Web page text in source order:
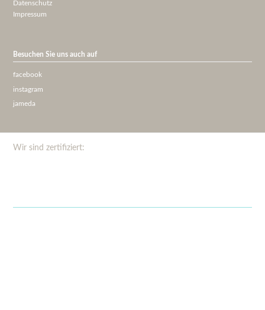
Datenschutz
Impressum
Besuchen Sie uns auch auf
facebook
instagram
jameda
Wir sind zertifiziert: